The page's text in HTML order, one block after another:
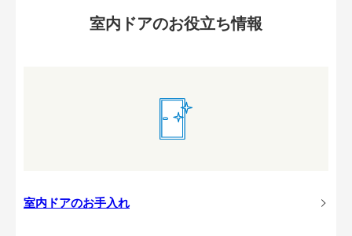
室内ドアのお役立ち情報
室内ドアのお手入れ